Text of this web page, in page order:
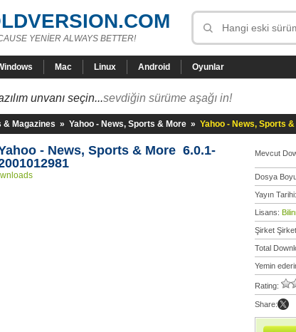
YENİER ALWAYS BETTER!
Mac Linux Android Oyunlar
unvanı seçin...sevdiğin sürüme aşağı in!
& Magazines » Yahoo - News, Sports & More » Yahoo - News, Sports
- News, Sports & More 6.0.1-
Mevcut
Dosya
Yayın Tarihi:
Lisans:
Şirket
Total
Yemin
Rating:
Share: